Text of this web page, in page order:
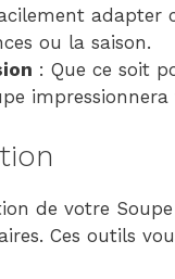
adapter
ou la saison.
: Que ce soit
impressionnera
de votre
Ces outils